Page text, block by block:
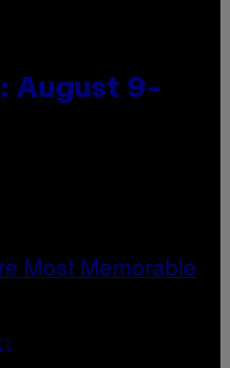
August 9-